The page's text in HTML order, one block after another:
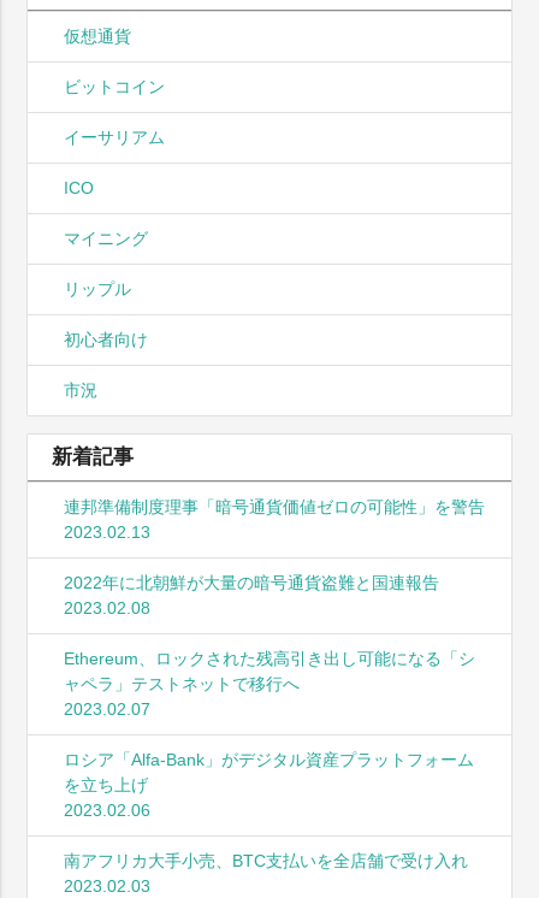
仮想通貨
ビットコイン
イーサリアム
ICO
マイニング
リップル
初心者向け
市況
新着記事
連邦準備制度理事「暗号通貨価値ゼロの可能性」を警告
2023.02.13
2022年に北朝鮮が大量の暗号通貨盗難と国連報告
2023.02.08
Ethereum、ロックされた残高引き出し可能になる「シ
ャペラ」テストネットで移行へ
2023.02.07
ロシア「Alfa-Bank」がデジタル資産プラットフォーム
を立ち上げ
2023.02.06
南アフリカ大手小売、BTC支払いを全店舗で受け入れ
2023.02.03